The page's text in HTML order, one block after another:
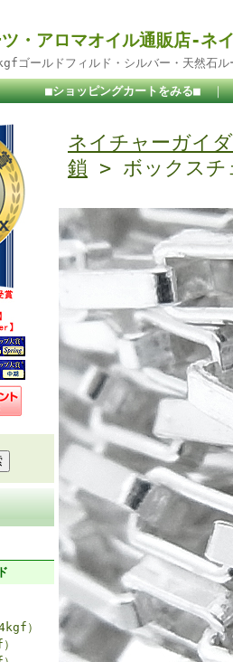
・アロマオイル通販店-ネ
ゴールドフィルド・シルバー・天然石
■ショッピングカートをみる■ ｜
）
ネイチャーガイ
鎖 > ボックスチ